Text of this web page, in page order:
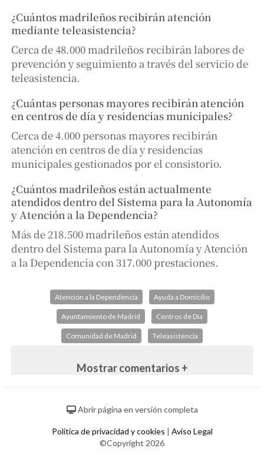
¿Cuántos madrileños recibirán atención
mediante teleasistencia?
Cerca de 48.000 madrileños recibirán labores de
prevención y seguimiento a través del servicio de
teleasistencia.
¿Cuántas personas mayores recibirán atención
en centros de día y residencias municipales?
Cerca de 4.000 personas mayores recibirán
atención en centros de día y residencias
municipales gestionados por el consistorio.
¿Cuántos madrileños están actualmente
atendidos dentro del Sistema para la Autonomía
y Atención a la Dependencia?
Más de 218.500 madrileños están atendidos
dentro del Sistema para la Autonomía y Atención
a la Dependencia con 317.000 prestaciones.
Atención a la Dependencia Ayuda a Domicilio
Ayuntamiento de Madrid Centros de Día
Comunidad de Madrid Teleasistencia
Mostrar comentarios +
Abrir página en versión completa
Política de privacidad y cookies | Aviso Legal
©Copyright 2026